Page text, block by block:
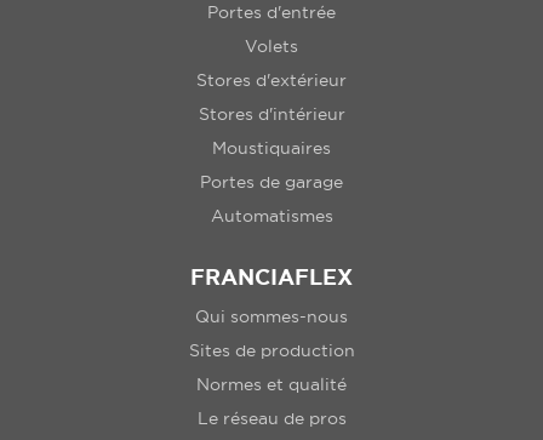
Portes d'entrée
Volets
Stores d'extérieur
Stores d'intérieur
Moustiquaires
Portes de garage
Automatismes
FRANCIAFLEX
Qui sommes-nous
Sites de production
Normes et qualité
Le réseau de pros